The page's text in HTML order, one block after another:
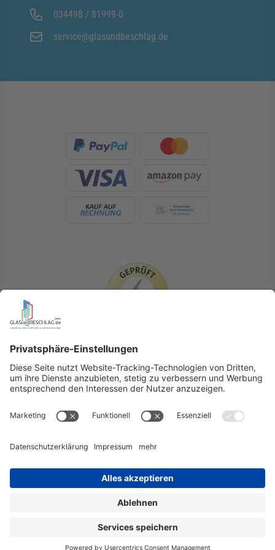
034498 / 81999-0
service@glasundbeschlag.de
HerstellerBeratungFAQGlossarKontaktNewsletterTEAM
Widerruf
Lieferung & Versandkosten
Erklärung zur Barrierefreiheit (BFSG)